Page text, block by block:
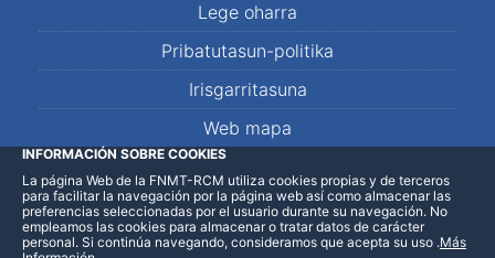
Lege oharra
Pribatutasun-politika
Irisgarritasuna
Web mapa
LinkedInFacebookWhatsApp
INFORMACIÓN SOBRE COOKIES
La página Web de la FNMT-RCM utiliza cookies propias y de terceros
para facilitar la navegación por la página web así como almacenar las
preferencias seleccionadas por el usuario durante su navegación. No
empleamos las cookies para almacenar o tratar datos de carácter
personal. Si continúa navegando, consideramos que acepta su uso .Más